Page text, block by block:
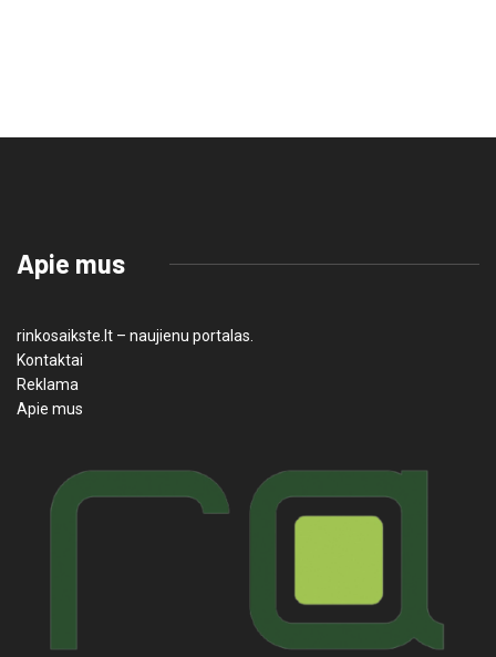
Apie mus
rinkosaikste.lt – naujienu portalas.
Kontaktai
Reklama
Apie mus